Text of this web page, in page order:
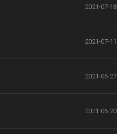
2021-07-18
2021-07-11
2021-06-27
2021-06-20